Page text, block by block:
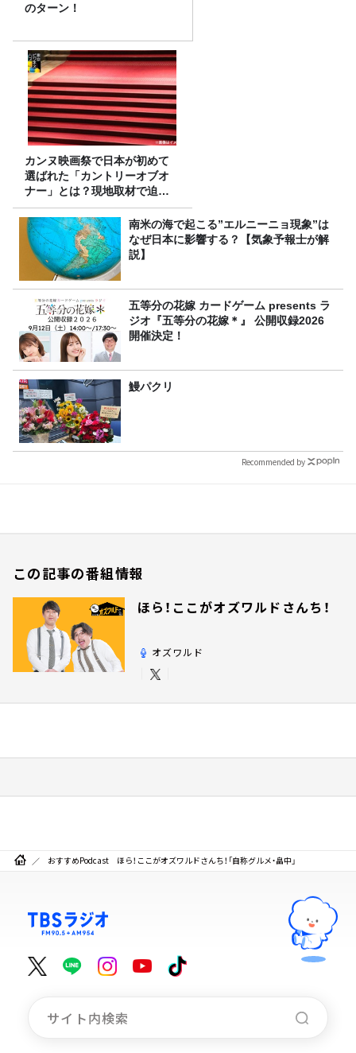
のターン！
カンヌ映画祭で日本が初めて
選ばれた「カントリーオブオ
ナー」とは？現地取材で迫る
選出の意味
南米の海で起こる”エルニーニョ現象”は
なぜ日本に影響する？【気象予報士が解
説】
五等分の花嫁 カードゲーム presents ラ
ジオ『五等分の花嫁＊』 公開収録2026
開催決定！
鰻パクリ
Recommended by
この記事の番組情報
ほら！ここがオズワルドさんち！
オズワルド
おすすめPodcast ほら！ここがオズワルドさんち！「自称グルメ・畠中」